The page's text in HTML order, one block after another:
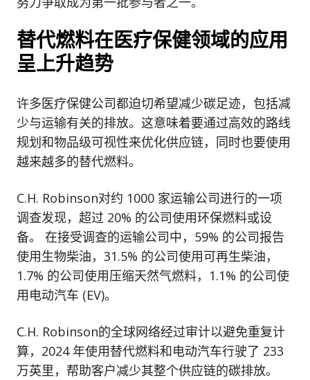
替代燃料在医疗保健领域的应用
呈上升趋势
许多医疗保健公司都迫切希望减少碳足迹，包括减
少与运输有关的排放。这意味着要通过高效的路线
规划和物品级可视性来优化供应链，同时也要使用
越来越多的替代燃料。
C.H. Robinson对约 1000 家运输公司进行的一项
调查发现，超过 20% 的公司使用环保燃料或设
备。 在接受调查的运输公司中，59% 的公司报告
使用生物柴油，31.5% 的公司使用可再生柴油，
1.7% 的公司使用压缩天然气燃料，1.1% 的公司使
用电动汽车 (EV)。
C.H. Robinson的全球网络经过审计以避免重复计
算，2024 年使用替代燃料和电动汽车行驶了 233
万英里，帮助客户减少其整个供应链的碳排放。